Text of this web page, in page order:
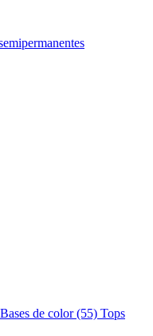
Bases de color (55) Tops